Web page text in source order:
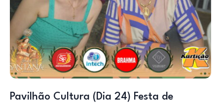
Pavilhão Cultura (Dia 24) Festa de